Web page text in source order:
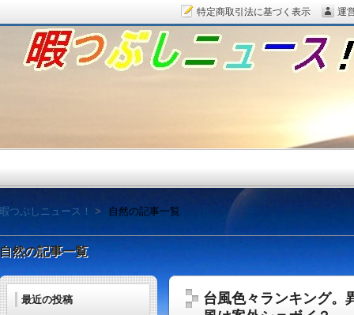
自然の記事一覧
台風色々ランキング。
最近の投稿
暇つぶしニュース！ 自然の記事一覧
暇つぶしニュース！
毎日面白い話題をピッ
特定商取引法に基づく表示 運